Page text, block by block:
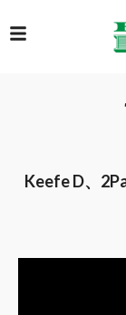
Keefe D、